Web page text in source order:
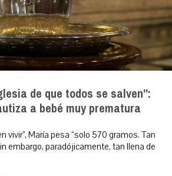
de que todos se salven”:
a bebé muy prematura
vivir”, María pesa “solo 570 gramos. Tan
embargo, paradójicamente, tan llena de